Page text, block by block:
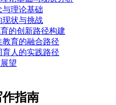
与理论基础
现状与挑战
的创新路径构建
教育的融合路径
育人的实践路径
望
作指南